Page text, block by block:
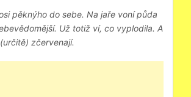
pěknýho do sebe. Na jaře voní půda
Už totiž ví, co vyplodila. A
zčervenají.